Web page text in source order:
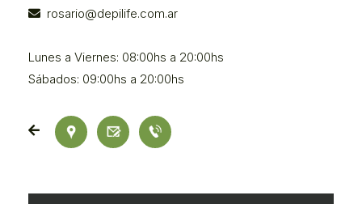
rosario@depilife.com.ar
Lunes a Viernes: 08:00hs a 20:00hs
Sábados: 09:00hs a 20:00hs